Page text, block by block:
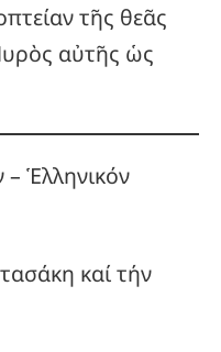
τῆς θεᾶς
αὐτῆς ὡς
Ἑλληνικόν
καί τήν